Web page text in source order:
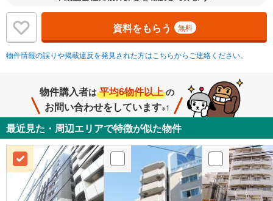
資料をもらう 無料
物件情報の誤りや掲載違反を発見された方はこちらからご連絡ください。
物件購入者は 平均6物件以上 の
お問い合わせをしています※1
最近見た・周辺エリアで特徴が似た物件